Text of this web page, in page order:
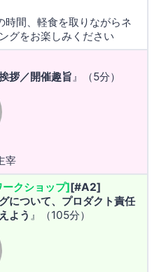
時間、軽食を取りながらネ
グをお楽しみください
拶／開催趣旨 』（5分）
宰
クショップ][#A2]
について、プロダクト責任
よう 』（105分）